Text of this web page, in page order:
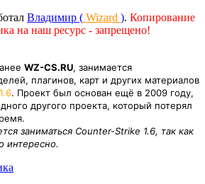
Владимир ( Wizard ). Копирование
на наш ресурс - запрещено!
WZ-CS.RU, занимается
плагинов, карт и других материалов
. Проект был основан ещё в 2009 году,
другого проекта, который потерял
заниматься Counter-Strike 1.6, так как
интересно.